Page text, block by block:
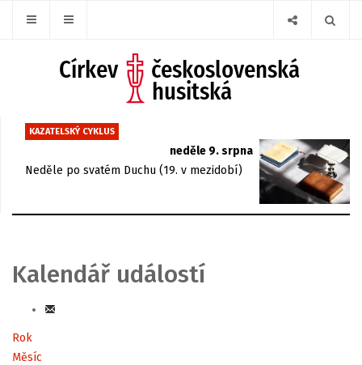
KAZATELSKÝ CYKLUS
neděle 9. srpna
Neděle po svatém Duchu (19. v mezidobí)
Kalendář událostí
Rok
Měsíc